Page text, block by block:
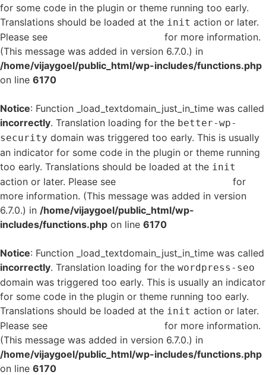
for some code in the plugin or theme running too early.
Translations should be loaded at the init action or later.
Please see
for more information.
(This message was added in version 6.7.0.) in
/home/vijaygoel/public_html/wp-includes/functions.php
on line 6170
Notice: Function _load_textdomain_just_in_time was called
incorrectly. Translation loading for the better-wp-
security domain was triggered too early. This is usually
an indicator for some code in the plugin or theme running
too early. Translations should be loaded at the init
action or later. Please see
for
more information. (This message was added in version
6.7.0.) in /home/vijaygoel/public_html/wp-
includes/functions.php on line 6170
Notice: Function _load_textdomain_just_in_time was called
incorrectly. Translation loading for the wordpress-seo
domain was triggered too early. This is usually an indicator
for some code in the plugin or theme running too early.
Translations should be loaded at the init action or later.
Please see
for more information.
(This message was added in version 6.7.0.) in
/home/vijaygoel/public_html/wp-includes/functions.php
on line 6170